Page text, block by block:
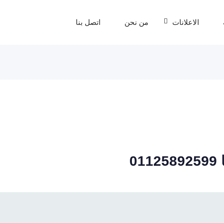
الاعلانات من نحن اتصل بنا